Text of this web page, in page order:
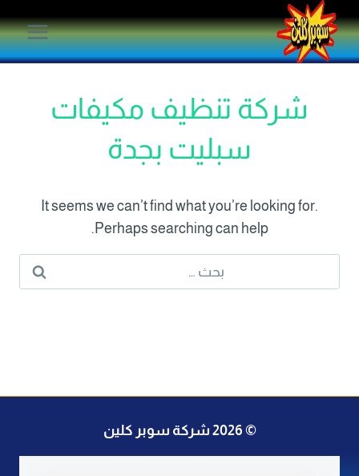
التجاوز
إلى
المحتوى
شركة تنظيف مكيفات
سبليت بجدة
It seems we can’t find what you’re looking for.
Perhaps searching can help.
عن:
© 2026 شركة سوبر كلين